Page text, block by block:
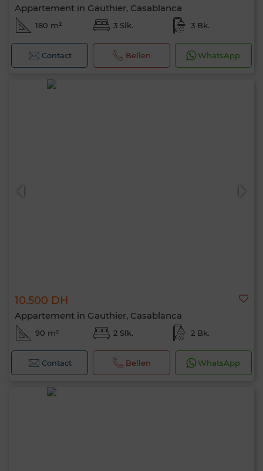
Appartement in Gauthier, Casablanca
180 m² 3 Slk. 3 Bk.
Contact Bellen WhatsApp
10.500 DH
Appartement in Gauthier, Casablanca
90 m² 2 Slk. 2 Bk.
Contact Bellen WhatsApp